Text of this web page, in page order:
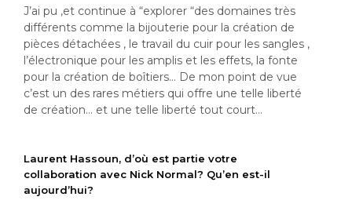
J’ai pu ,et continue à “explorer “des domaines très
différents comme la bijouterie pour la création de
pièces détachées , le travail du cuir pour les sangles ,
l’électronique pour les amplis et les effets, la fonte
pour la création de boîtiers… De mon point de vue
c’est un des rares métiers qui offre une telle liberté
de création… et une telle liberté tout court…
Laurent Hassoun, d’où est partie votre
collaboration avec Nick Normal? Qu’en est-il
aujourd’hui?